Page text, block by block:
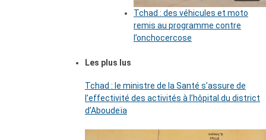
Tchad : des véhicules et moto
remis au programme contre
l’onchocercose
Les plus lus
Tchad : le ministre de la Santé s’assure de
l’effectivité des activités à l’hôpital du district
d’Aboudeïa